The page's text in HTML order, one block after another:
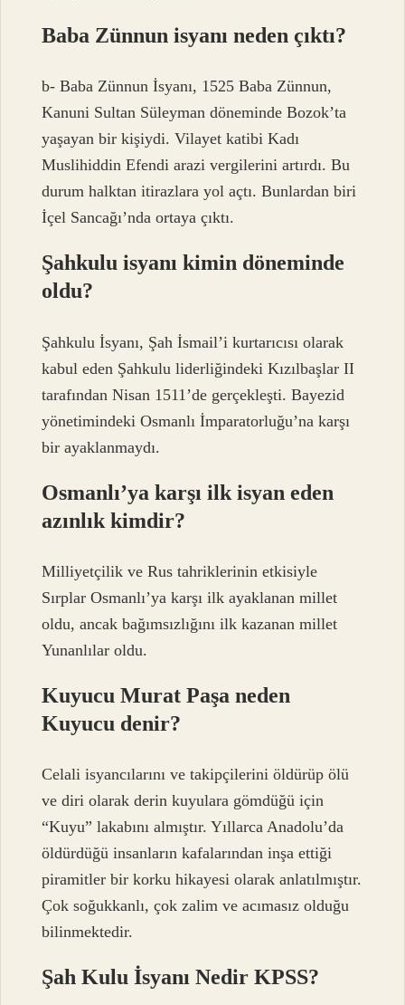
Baba Zünnun isyanı neden çıktı?
b- Baba Zünnun İsyanı, 1525 Baba Zünnun,
Kanuni Sultan Süleyman döneminde Bozok’ta
yaşayan bir kişiydi. Vilayet katibi Kadı
Muslihiddin Efendi arazi vergilerini artırdı. Bu
durum halktan itirazlara yol açtı. Bunlardan biri
İçel Sancağı’nda ortaya çıktı.
Şahkulu isyanı kimin döneminde
oldu?
Şahkulu İsyanı, Şah İsmail’i kurtarıcısı olarak
kabul eden Şahkulu liderliğindeki Kızılbaşlar II
tarafından Nisan 1511’de gerçekleşti. Bayezid
yönetimindeki Osmanlı İmparatorluğu’na karşı
bir ayaklanmaydı.
Osmanlı’ya karşı ilk isyan eden
azınlık kimdir?
Milliyetçilik ve Rus tahriklerinin etkisiyle
Sırplar Osmanlı’ya karşı ilk ayaklanan millet
oldu, ancak bağımsızlığını ilk kazanan millet
Yunanlılar oldu.
Kuyucu Murat Paşa neden
Kuyucu denir?
Celali isyancılarını ve takipçilerini öldürüp ölü
ve diri olarak derin kuyulara gömdüğü için
“Kuyu” lakabını almıştır. Yıllarca Anadolu’da
öldürdüğü insanların kafalarından inşa ettiği
piramitler bir korku hikayesi olarak anlatılmıştır.
Çok soğukkanlı, çok zalim ve acımasız olduğu
bilinmektedir.
Şah Kulu İsyanı Nedir KPSS?